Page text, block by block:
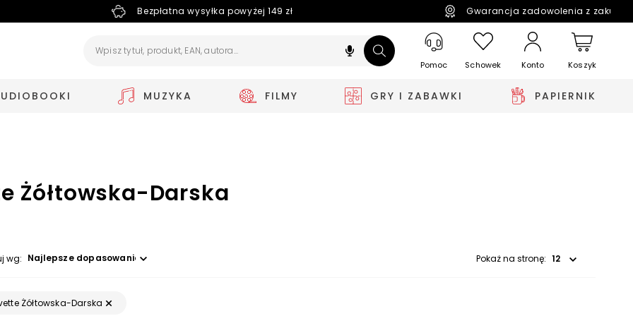
Bezpłatna wysyłka powyżej 149 zł Gwarancja zadowolenia z
Pomoc Schowek Konto Koszyk
MUZYKA FILMY GRY I ZABAWKI PAPIERNIK
Żółtowska-Darska
wg: Pokaż na stronę:
Żółtowska-Darska